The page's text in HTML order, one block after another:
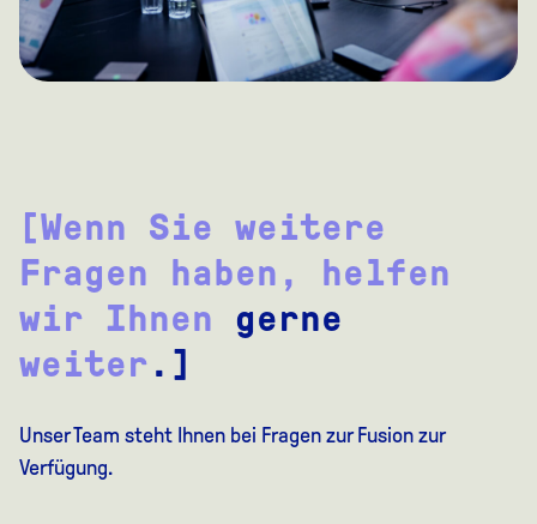
[Wenn Sie weitere
Fragen haben, helfen
wir Ihnen gerne
weiter .]
Unser Team steht Ihnen bei Fragen zur Fusion zur
Verfügung.